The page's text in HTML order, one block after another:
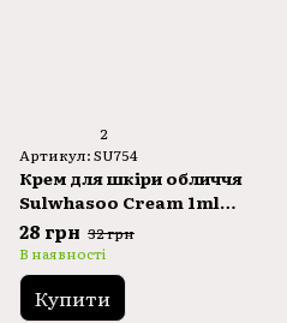
2
Артикул: SU754
Крем для шкіри обличчя
Sulwhasoo Cream 1ml
Concentrated Ginseng
Renewing
28 грн 32 грн
В наявності
Купити